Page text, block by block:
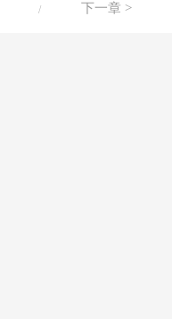
/ 下一章 >